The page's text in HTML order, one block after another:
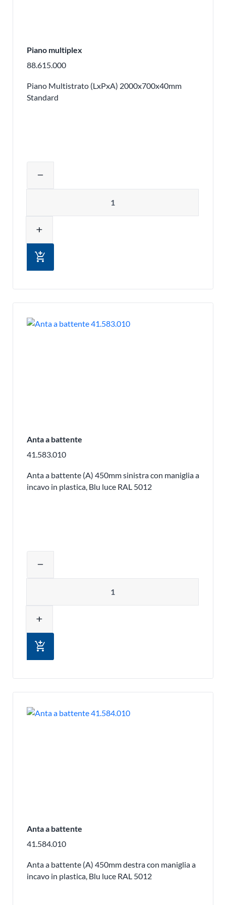
Piano multiplex
88.615.000
Piano Multistrato (LxPxA) 2000x700x40mm
Standard
remove
add
add_shopping_cart
Anta a battente
41.583.010
Anta a battente (A) 450mm sinistra con maniglia a
incavo in plastica, Blu luce RAL 5012
remove
add
add_shopping_cart
Anta a battente
41.584.010
Anta a battente (A) 450mm destra con maniglia a
incavo in plastica, Blu luce RAL 5012